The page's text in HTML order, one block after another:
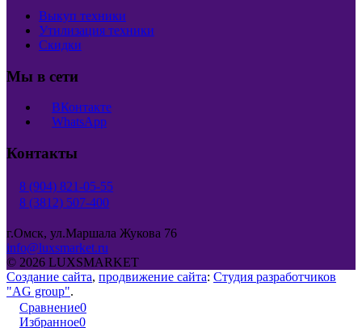
Выкуп техники
Утилизация техники
Скидки
Мы в сети
ВКонтакте
WhatsApp
Контакты
8 (904) 821-05-55
8 (3812) 507-400
г.Омск, ул.Маршала Жукова 76
info@luxsmarket.ru
© 2026 LUXSMARKET
Создание сайта, продвижение сайта: Студия разработчиков
"AG group".
Сравнение0
Избранное0